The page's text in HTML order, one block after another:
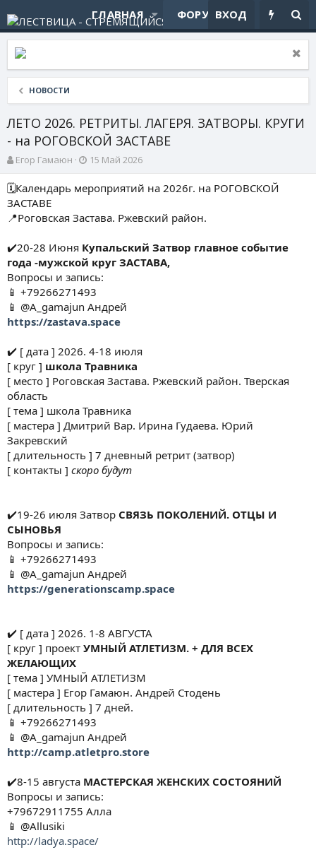
ГЛАВНАЯ ФОРУМЫ ЧТО
ВХОД
НОВОСТИ
ЛЕТО 2026. РЕТРИТЫ. ЛАГЕРЯ. ЗАТВОРЫ. КРУГИ
- на РОГОВСКОЙ ЗАСТАВЕ
А
в
т
о
р
т
м
ы
Егор Гамаюн
Д
а
т
а
а
а
л
а
15 Май 2026
🗓Календарь мероприятий на 2026г. на РОГОВСКОЙ
ЗАСТАВЕ
📍Роговская Застава. Ржевский район.
✔️20-28 Июня Купальский Затвор главное событие
года -мужской круг ЗАСТАВА,
Вопросы и запись:
📱 +79266271493
📱 @A_gamajun Андрей
https://zastava.space
✔️ [ дата ] 2026. 4-18 июля
[ круг ] школа Травника
[ место ] Роговская Застава. Ржевский район. Тверская
область
[ тема ] школа Травника
[ мастера ] Дмитрий Вар. Ирина Гудаева. Юрий
Закревский
[ длительность ] 7 дневный ретрит (затвор)
[ контакты ] скоро будут
✔️19-26 июля Затвор СВЯЗЬ ПОКОЛЕНИЙ. ОТЦЫ И
СЫНОВЬЯ
Вопросы и запись:
📱 +79266271493
📱 @A_gamajun Андрей
https://generationscamp.space
✔️ [ дата ] 2026. 1-8 АВГУСТА
[ круг ] проект УМНЫЙ АТЛЕТИЗМ. + ДЛЯ ВСЕХ
ЖЕЛАЮЩИХ
[ тема ] УМНЫЙ АТЛЕТИЗМ
[ мастера ] Егор Гамаюн. Андрей Стодень
[ длительность ] 7 дней.
📱 +79266271493
📱 @A_gamajun Андрей
http://camp.atletpro.store
✔️8-15 августа МАСТЕРСКАЯ ЖЕНСКИХ СОСТОЯНИЙ
Вопросы и запись:
+79672911755 Алла
📱 @Allusiki
http://ladya.space/